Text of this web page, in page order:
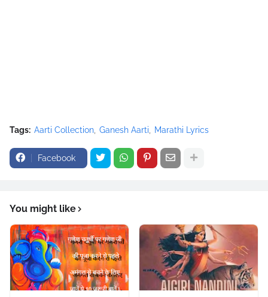
Tags: Aarti Collection Ganesh Aarti Marathi Lyrics
Facebook
You might like